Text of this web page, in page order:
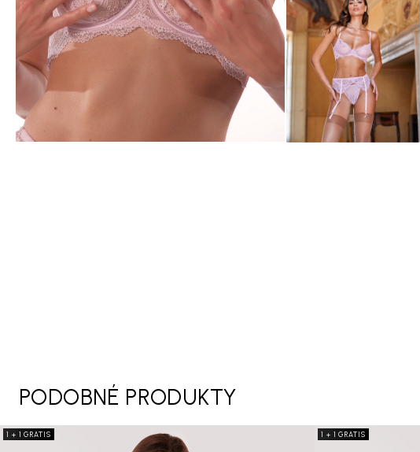
PODOBNÉ PRODUKTY
1 + 1 GRATIS 1 + 1 GRATIS